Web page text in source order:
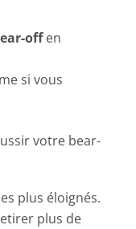
offen
si vous
votre bear-
plus éloignés.
plus de